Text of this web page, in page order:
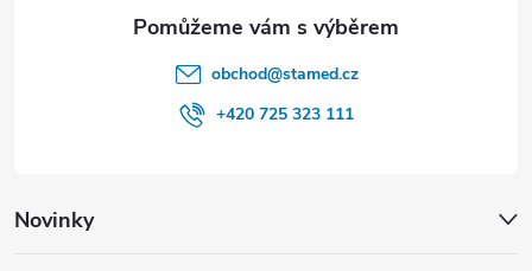
Novinky
obchod@stamed.cz
+420 725 323 111